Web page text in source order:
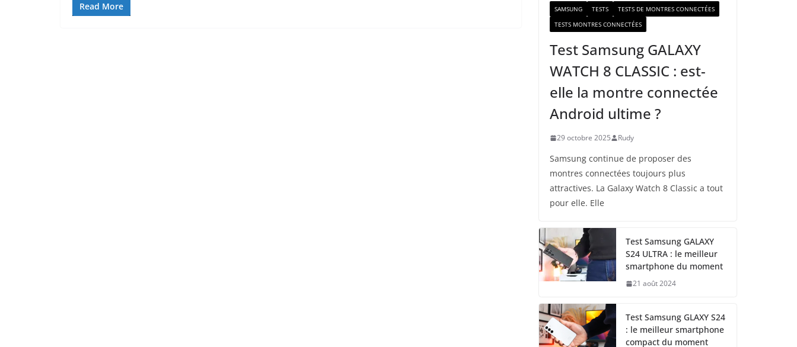
Read More SAMSUNG TESTS
TESTS DE MONTRES CONNECTÉES
TESTS MONTRES CONNECTÉES
Test Samsung GALAXY
WATCH 8 CLASSIC : est-
elle la montre connectée
Android ultime ?
29 octobre 2025 Rudy
Samsung continue de proposer des
montres connectées toujours plus
attractives. La Galaxy Watch 8 Classic a tout
pour elle. Elle
Test Samsung GALAXY
S24 ULTRA : le meilleur
smartphone du moment
21 août 2024
Test Samsung GLAXY S24
: le meilleur smartphone
compact du moment